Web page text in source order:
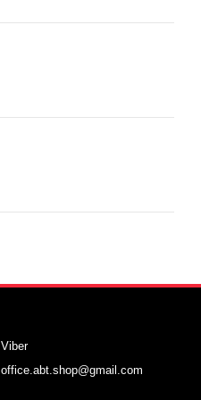
Viber
office.abt.shop@gmail.com